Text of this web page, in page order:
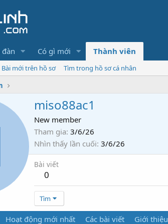
đàn Có gì mới Thành viên
Bài mới trên hồ sơ
Tìm trong hồ sơ cá nhân
miso88ac1
New member
Tham gia 3/6/26
Nhìn thấy lần cuối 3/6/26
Bài viết
0
Tìm
Hoạt động mới nhất Các bài viết Giới thiệu